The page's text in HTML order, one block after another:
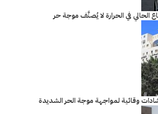
الحالي في الحرارة لا يُصنَّف موجة حر
وقائية لمواجهة موجة الحر الشديدة